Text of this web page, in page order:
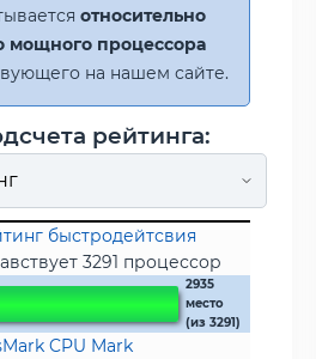
относительно
мощного процессора
на нашем сайте.
рейтинга:
быстродейтсвия
3291 процессор
2935
место
(из 3291)
CPU Mark